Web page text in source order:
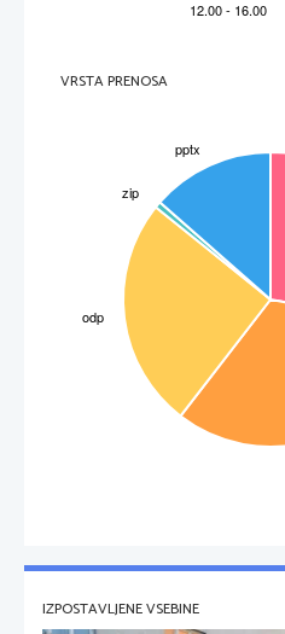
VRSTA PRENOSA
IZPOSTAVLJENE VSEBINE